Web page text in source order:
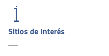
Sitios de Interés